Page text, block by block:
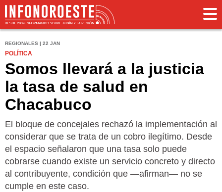
REGIONALES | 22 JAN
POLÍTICA
Somos llevará a la justicia
la tasa de salud en
Chacabuco
El bloque de concejales rechazó la implementación al
considerar que se trata de un cobro ilegítimo. Desde
el espacio señalaron que una tasa solo puede
cobrarse cuando existe un servicio concreto y directo
al contribuyente, condición que —afirman— no se
cumple en este caso.